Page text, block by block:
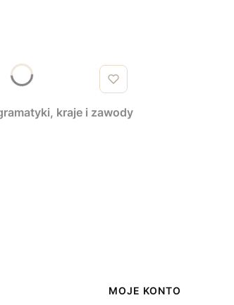
kraje i zawody
MOJE KONTO